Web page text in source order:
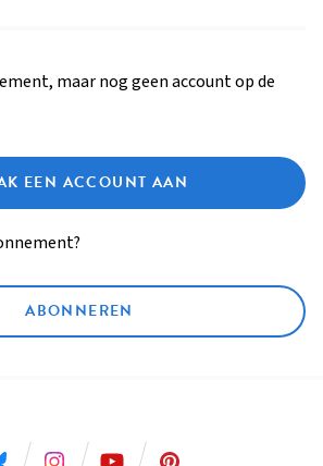
maar nog geen account op de
EEN ACCOUNT AAN
ABONNEREN